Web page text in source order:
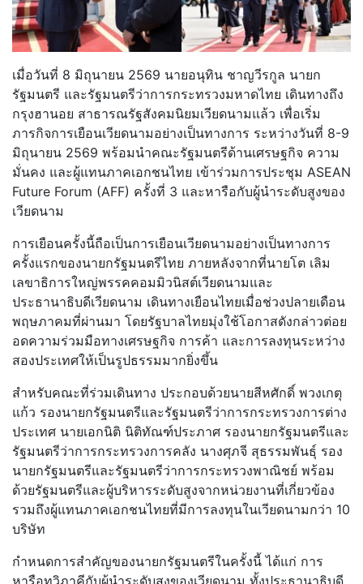
เมื่อวันที่ 8 มิถุนายน 2569 นายอนุทิน ชาญวีรกูล นายก
รัฐมนตรี และรัฐมนตรีว่าการกระทรวงมหาดไทย เดินทางถึง
กรุงฮานอย สาธารณรัฐสังคมนิยมเวียดนามแล้ว เพื่อเริ่ม
ภารกิจการเยือนเวียดนามอย่างเป็นทางการ ระหว่างวันที่ 8-9
มิถุนายน 2569 พร้อมนำคณะรัฐมนตรีด้านเศรษฐกิจ ความ
มั่นคง และผู้แทนภาคเอกชนไทย เข้าร่วมการประชุม ASEAN
Future Forum (AFF) ครั้งที่ 3 และหารือกับผู้นำระดับสูงของ
เวียดนาม
การเยือนครั้งนี้ถือเป็นการเยือนเวียดนามอย่างเป็นทางการ
ครั้งแรกของนายกรัฐมนตรีไทย ภายหลังจากที่นายโต เลิม
เลขาธิการใหญ่พรรคคอมมิวนิสต์เวียดนามและ
ประธานาธิบดีเวียดนาม เดินทางเยือนไทยเมื่อช่วงปลายเดือน
พฤษภาคมที่ผ่านมา โดยรัฐบาลไทยมุ่งใช้โอกาสดังกล่าวต่อย
อดความร่วมมือทางเศรษฐกิจ การค้า และการลงทุนระหว่าง
สองประเทศให้เป็นรูปธรรมมากยิ่งขึ้น
สำหรับคณะที่ร่วมเดินทาง ประกอบด้วยนายสีหศักดิ์ พวงเกตุ
แก้ว รองนายกรัฐมนตรีและรัฐมนตรีว่าการกระทรวงการต่าง
ประเทศ นายเอกนิติ นิติทัณฑ์ประภาศ รองนายกรัฐมนตรีและ
รัฐมนตรีว่าการกระทรวงการคลัง นางศุภจี สุธรรมพันธุ์ รอง
นายกรัฐมนตรีและรัฐมนตรีว่าการกระทรวงพาณิชย์ พร้อม
ด้วยรัฐมนตรีและผู้บริหารระดับสูงจากหน่วยงานที่เกี่ยวข้อง
รวมถึงผู้แทนภาคเอกชนไทยที่มีการลงทุนในเวียดนามกว่า 10
บริษัท
กำหนดการสำคัญของนายกรัฐมนตรีในครั้งนี้ ได้แก่ การ